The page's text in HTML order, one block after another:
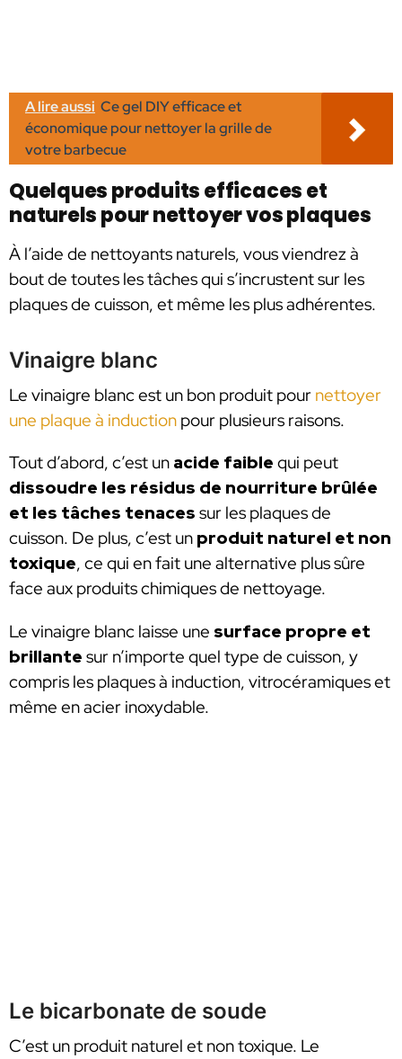
A lire aussi Ce gel DIY efficace et
économique pour nettoyer la grille de
votre barbecue
Quelques produits efficaces et
naturels pour nettoyer vos plaques
À l’aide de nettoyants naturels, vous viendrez à
bout de toutes les tâches qui s’incrustent sur les
plaques de cuisson, et même les plus adhérentes.
Vinaigre blanc
Le vinaigre blanc est un bon produit pour nettoyer
une plaque à induction pour plusieurs raisons.
Tout d’abord, c’est un acide faible qui peut
dissoudre les résidus de nourriture brûlée
et les tâches tenaces sur les plaques de
cuisson. De plus, c’est un produit naturel et non
toxique, ce qui en fait une alternative plus sûre
face aux produits chimiques de nettoyage.
Le vinaigre blanc laisse une surface propre et
brillante sur n’importe quel type de cuisson, y
compris les plaques à induction, vitrocéramiques et
même en acier inoxydable.
Le bicarbonate de soude
C’est un produit naturel et non toxique. Le